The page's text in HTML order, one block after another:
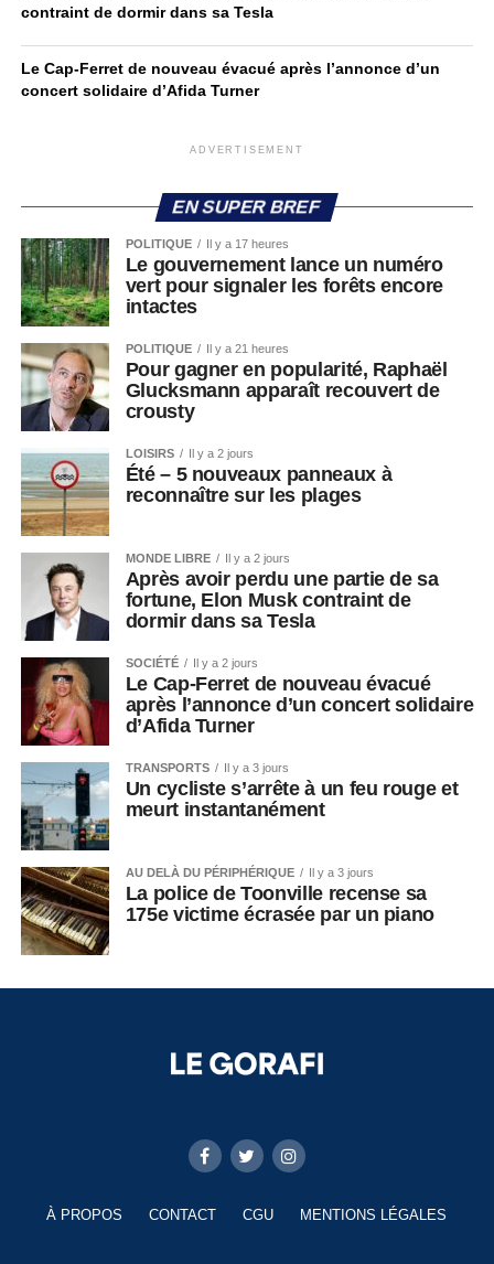
contraint de dormir dans sa Tesla
Le Cap-Ferret de nouveau évacué après l’annonce d’un
concert solidaire d’Afida Turner
ADVERTISEMENT
EN SUPER BREF
POLITIQUE Il y a 17 heures
Le gouvernement lance un numéro
vert pour signaler les forêts encore
intactes
POLITIQUE Il y a 21 heures
Pour gagner en popularité, Raphaël
Glucksmann apparaît recouvert de
crousty
LOISIRS Il y a 2 jours
Été – 5 nouveaux panneaux à
reconnaître sur les plages
MONDE LIBRE Il y a 2 jours
Après avoir perdu une partie de sa
fortune, Elon Musk contraint de
dormir dans sa Tesla
SOCIÉTÉ Il y a 2 jours
Le Cap-Ferret de nouveau évacué
après l’annonce d’un concert solidaire
d’Afida Turner
TRANSPORTS Il y a 3 jours
Un cycliste s’arrête à un feu rouge et
meurt instantanément
AU DELÀ DU PÉRIPHÉRIQUE Il y a 3 jours
La police de Toonville recense sa
175e victime écrasée par un piano
À PROPOS CONTACT CGU MENTIONS LÉGALES